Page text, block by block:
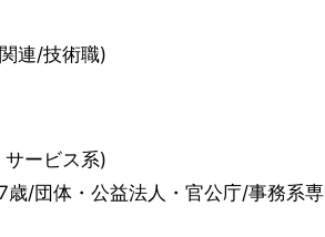
連/技術職)
ービス系)
歳/団体・公益法人・官公庁/事務系専